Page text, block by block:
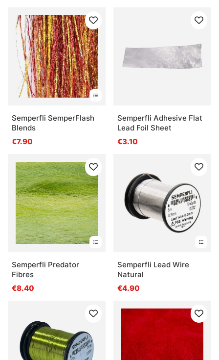
Semperfli SemperFlash
Blends
€7.90
Semperfli Adhesive Flat
Lead Foil Sheet
€3.10
Semperfli Predator
Fibres
€8.40
Semperfli Lead Wire
Natural
€4.90